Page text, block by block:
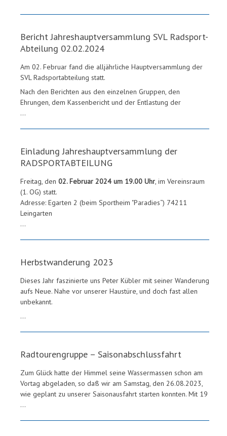
Bericht Jahreshauptversammlung SVL Radsport-
Abteilung 02.02.2024
Am 02. Februar fand die alljährliche Hauptversammlung der
SVL Radsportabteilung statt.
Nach den Berichten aus den einzelnen Gruppen, den
Ehrungen, dem Kassenbericht und der Entlastung der
...
Einladung Jahreshauptversammlung der
RADSPORTABTEILUNG
Freitag, den 02. Februar 2024 um 19.00 Uhr, im Vereinsraum
(1. OG) statt.
Adresse: Egarten 2 (beim Sportheim "Paradies“) 74211
Leingarten
...
Herbstwanderung 2023
Dieses Jahr faszinierte uns Peter Kübler mit seiner Wanderung
aufs Neue. Nahe vor unserer Haustüre, und doch fast allen
unbekannt.
...
Radtourengruppe – Saisonabschlussfahrt
Zum Glück hatte der Himmel seine Wassermassen schon am
Vortag abgeladen, so daß wir am Samstag, den 26.08.2023,
wie geplant zu unserer Saisonausfahrt starten konnten. Mit 19
...